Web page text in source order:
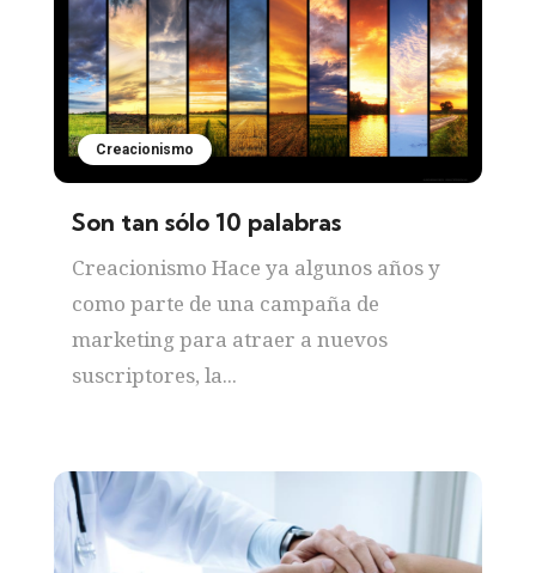
Creacionismo
Son tan sólo 10 palabras
Creacionismo Hace ya algunos años y
como parte de una campaña de
marketing para atraer a nuevos
suscriptores, la...